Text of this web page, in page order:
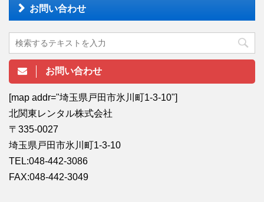
お問い合わせ
お問い合わせ
[map addr="埼玉県戸田市氷川町1-3-10"]
北関東レンタル株式会社
〒335-0027
埼玉県戸田市氷川町1-3-10
TEL:048-442-3086
FAX:048-442-3049